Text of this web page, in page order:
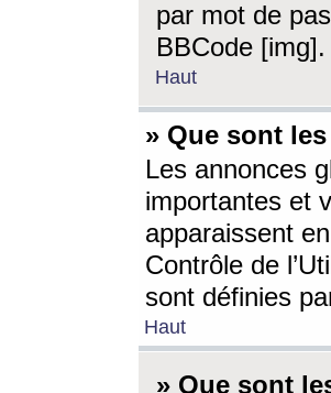
par mot de
BBCode [img].
Haut
» Que sont
Les annonces
importantes et
apparaissent
Contrôle de
sont définies
Haut
» Que sont